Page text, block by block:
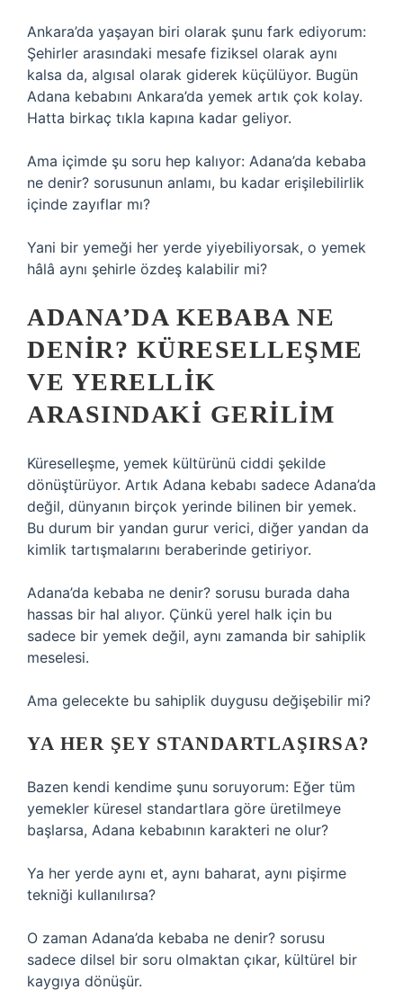
Ankara’da yaşayan biri olarak şunu fark ediyorum:
Şehirler arasındaki mesafe fiziksel olarak aynı
kalsa da, algısal olarak giderek küçülüyor. Bugün
Adana kebabını Ankara’da yemek artık çok kolay.
Hatta birkaç tıkla kapına kadar geliyor.
Ama içimde şu soru hep kalıyor: Adana’da kebaba
ne denir? sorusunun anlamı, bu kadar erişilebilirlik
içinde zayıflar mı?
Yani bir yemeği her yerde yiyebiliyorsak, o yemek
hâlâ aynı şehirle özdeş kalabilir mi?
ADANA’DA KEBABA NE
DENIR? KÜRESELLEŞME
VE YERELLIK
ARASINDAKI GERILIM
Küreselleşme, yemek kültürünü ciddi şekilde
dönüştürüyor. Artık Adana kebabı sadece Adana’da
değil, dünyanın birçok yerinde bilinen bir yemek.
Bu durum bir yandan gurur verici, diğer yandan da
kimlik tartışmalarını beraberinde getiriyor.
Adana’da kebaba ne denir? sorusu burada daha
hassas bir hal alıyor. Çünkü yerel halk için bu
sadece bir yemek değil, aynı zamanda bir sahiplik
meselesi.
Ama gelecekte bu sahiplik duygusu değişebilir mi?
YA HER ŞEY STANDARTLAŞIRSA?
Bazen kendi kendime şunu soruyorum: Eğer tüm
yemekler küresel standartlara göre üretilmeye
başlarsa, Adana kebabının karakteri ne olur?
Ya her yerde aynı et, aynı baharat, aynı pişirme
tekniği kullanılırsa?
O zaman Adana’da kebaba ne denir? sorusu
sadece dilsel bir soru olmaktan çıkar, kültürel bir
kaygıya dönüşür.